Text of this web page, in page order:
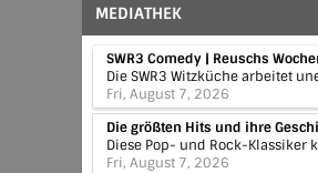
MEDIATHEK
Fri, August 7, 2026
Fri, August 7, 2026